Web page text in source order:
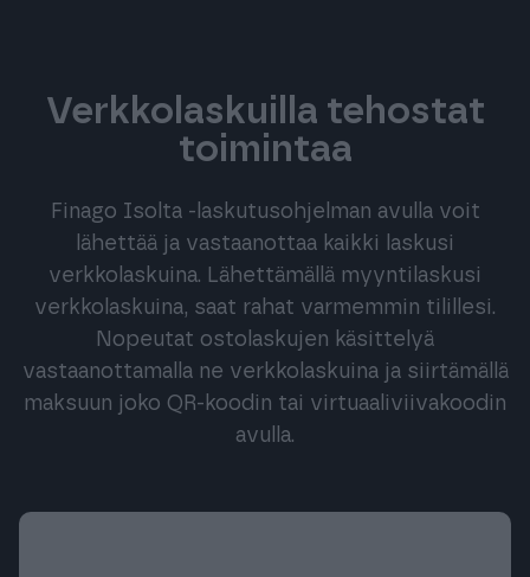
Verkkolaskuilla tehostat
toimintaa
Finago Isolta -laskutusohjelman avulla voit
lähettää ja vastaanottaa kaikki laskusi
verkkolaskuina. Lähettämällä myyntilaskusi
verkkolaskuina, saat rahat varmemmin tilillesi.
Nopeutat ostolaskujen käsittelyä
vastaanottamalla ne verkkolaskuina ja siirtämällä
maksuun joko QR-koodin tai virtuaaliviivakoodin
avulla.